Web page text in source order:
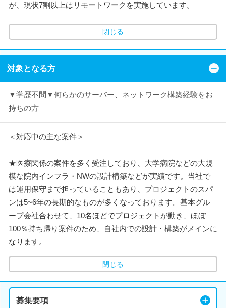
が、現状7割以上はリモートワークを実施しています。
閉じる
対象となる方
▼学歴不問▼何らかのサーバー、ネットワーク構築経験をお
持ちの方
＜対応中の主な案件＞
★医療関係の案件を多く受注しており、大学病院などの大規
模な院内インフラ・NWの設計構築などが実績です。当社で
は運用保守まで担っていることもあり、プロジェクトのスパ
ンは5~6年の長期的なものが多くなっております。基本グル
ープ会社合わせて、10名ほどでプロジェクトが動き、ほぼ
100％持ち帰り案件のため、自社内での設計・構築がメインに
なります。
閉じる
募集要項